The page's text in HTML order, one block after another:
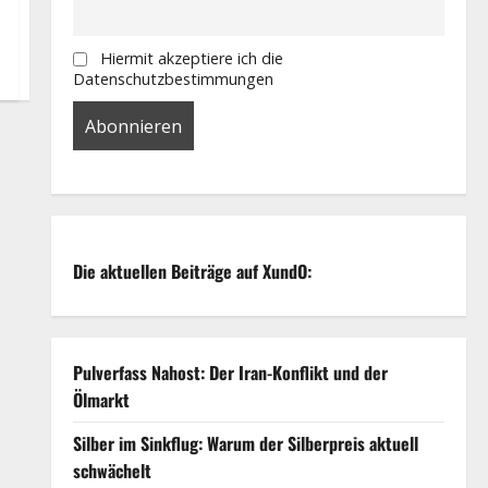
Hiermit akzeptiere ich die
Datenschutzbestimmungen
Die aktuellen Beiträge auf XundO:
Pulverfass Nahost: Der Iran-Konflikt und der
Ölmarkt
Silber im Sinkflug: Warum der Silberpreis aktuell
schwächelt